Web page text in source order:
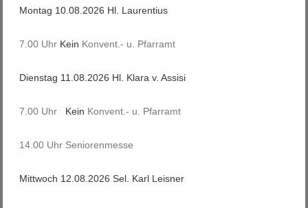
Montag 10.08.2026 Hl. Laurentius
7.00 Uhr Kein Konvent.- u. Pfarramt
Dienstag 11.08.2026 Hl. Klara v. Assisi
7.00 Uhr Kein Konvent.- u. Pfarramt
14.00 Uhr Seniorenmesse
Mittwoch 12.08.2026 Sel. Karl Leisner